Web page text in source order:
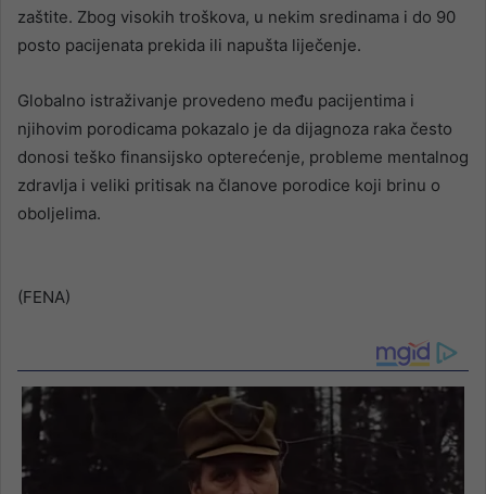
zaštite. Zbog visokih troškova, u nekim sredinama i do 90
posto pacijenata prekida ili napušta liječenje.
Globalno istraživanje provedeno među pacijentima i
njihovim porodicama pokazalo je da dijagnoza raka često
donosi teško finansijsko opterećenje, probleme mentalnog
zdravlja i veliki pritisak na članove porodice koji brinu o
oboljelima.
(FENA)